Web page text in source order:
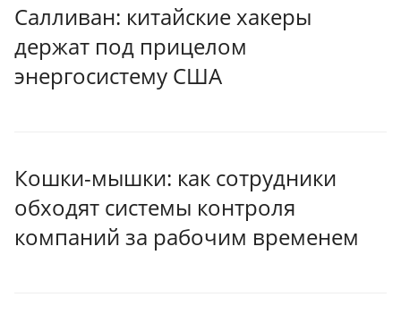
Салливан: китайские хакеры
держат под прицелом
энергосистему США
Кошки-мышки: как сотрудники
обходят системы контроля
компаний за рабочим временем